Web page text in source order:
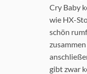
Cry Baby
wie HX-
schön
gibt zwar